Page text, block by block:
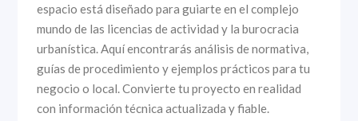
espacio está diseñado para guiarte en el complejo
mundo de las licencias de actividad y la burocracia
urbanística. Aquí encontrarás análisis de normativa,
guías de procedimiento y ejemplos prácticos para tu
negocio o local. Convierte tu proyecto en realidad
con información técnica actualizada y fiable.